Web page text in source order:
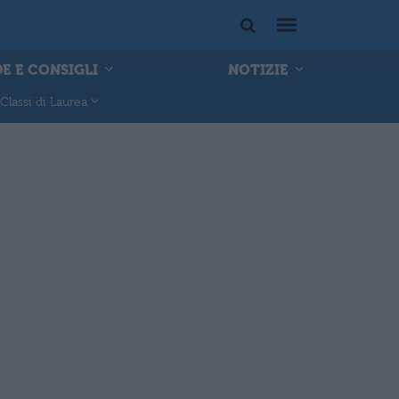
E CONSIGLI NOTIZIE
Classi di Laurea